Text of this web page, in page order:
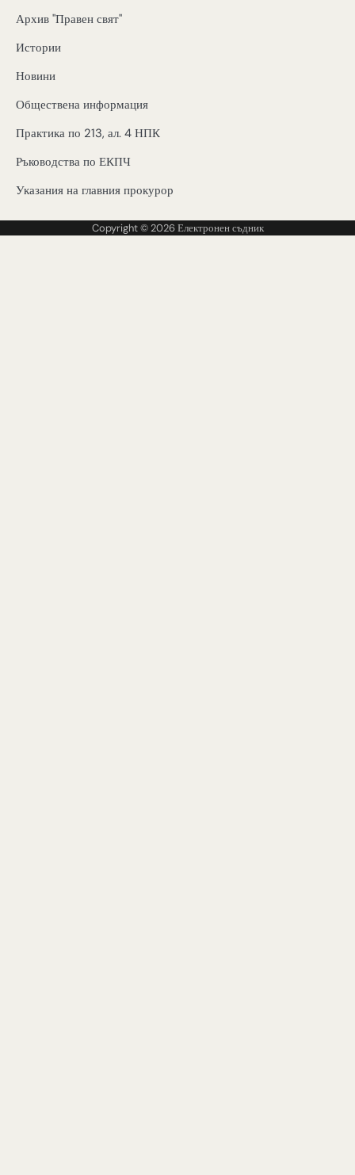
Архив "Правен свят"
Истории
Новини
Обществена информация
Практика по 213, ал. 4 НПК
Ръководства по ЕКПЧ
Указания на главния прокурор
Copyright © 2026Електронен съдник